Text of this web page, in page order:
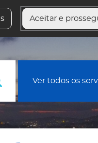
Aceitar e
serviçosFale com o
Ver todos os